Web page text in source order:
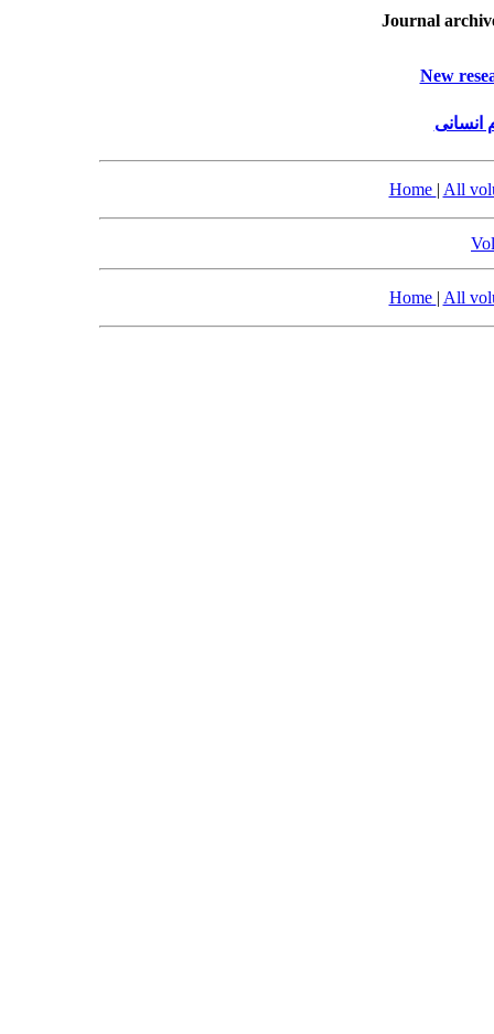
Journal
New
انسانی
Home | All
Home | All